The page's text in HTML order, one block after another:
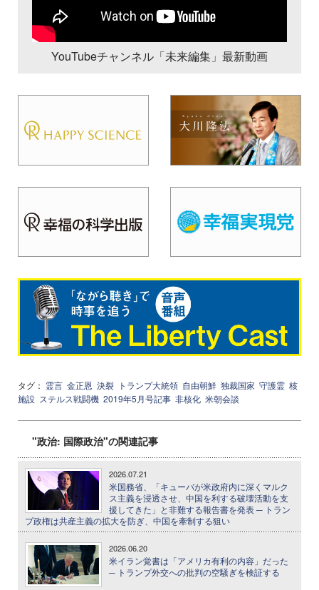
YouTubeチャンネル「未来編集」最新動画
タグ： 霊言 金正恩 決裂 トランプ大統領 自由朝鮮 独裁国家 守護霊 核
施設 ステルス戦闘機 2019年5月号記事 非核化 米朝会談
"政治: 国際政治"の関連記事
2026.07.21
米国務省、「キューバが米政府内に深くマルク
ス主義を浸透させ、中国を利する破壊活動を支
援してきた」と非難する報告書を発表 ─ トラン
プ政権は共産主義の拡大を防ぎ、中国を牽制する狙い
2026.06.20
米イラン覚書は「アメリカ有利の内容」だった
─ トランプ外交への批判の空騒ぎを検証する